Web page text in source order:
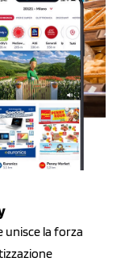
unisce la forza